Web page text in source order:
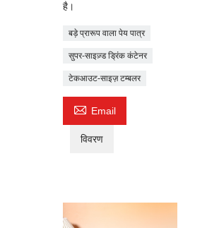
है।
बड़े प्रारूप वाला पेय पात्र
सुपर-साइज़्ड ड्रिंक कंटेनर
टेकआउट-साइज़ टम्बलर
 Email
विवरण